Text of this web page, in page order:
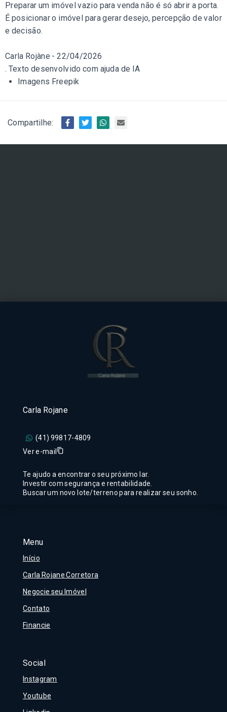
Preparar um imóvel vazio para venda não é só abrir a porta.
É posicionar o imóvel para gerar desejo, percepção de valor
e decisão.
Carla Rojàne - 22/04/2026
. Texto desenvolvido com ajuda de IA
Imagens Freepik
Compartilhe:
Menu
Início
Carla Rojane Corretora
Negocie seu Imóvel
Contato
Financie
Social
Instagram
Youtube
Carla Rojane
(41) 99817-4809
Ver e-mail
Te ajudo a encontrar o seu próximo lar.
Investir com segurança e rentabilidade.
Buscar um novo lote/terreno para realizar seu sonho.